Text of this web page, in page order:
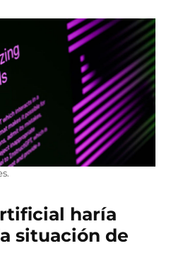
haría
situación de